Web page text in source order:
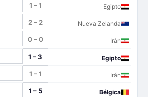
1 – 1
Egipto
2 – 2
Nueva Zelanda
0 – 0
Irán
1 – 3
Egipto
1 – 1
Irán
1 – 5 Bélgica